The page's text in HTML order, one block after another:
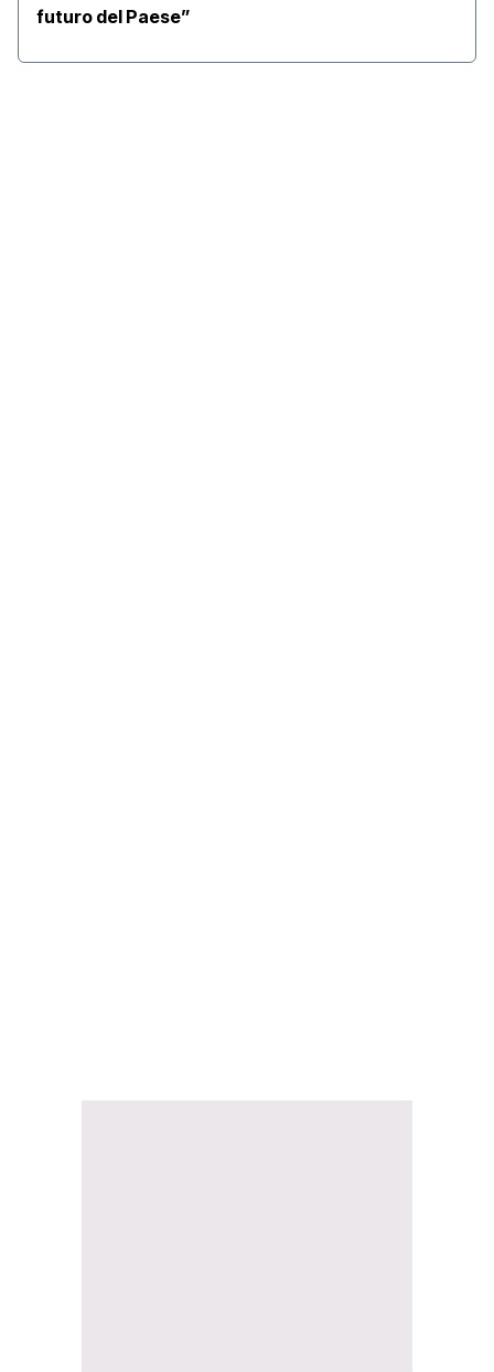
futuro del Paese”